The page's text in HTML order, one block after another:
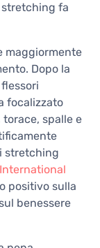
stretching fa
maggiormente
Dopo la
focalizzato
spalle e
stretching
positivo sulla
benessere